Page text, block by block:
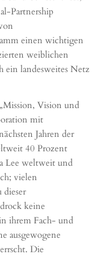
Partnership
einen wichtigen
weiblichen
ein landesweites Netz
Vision und
mit
Jahren der
40 Prozent
Lee weltweit und
vielen
keine
ihrem Fach- und
ausgewogene
Die